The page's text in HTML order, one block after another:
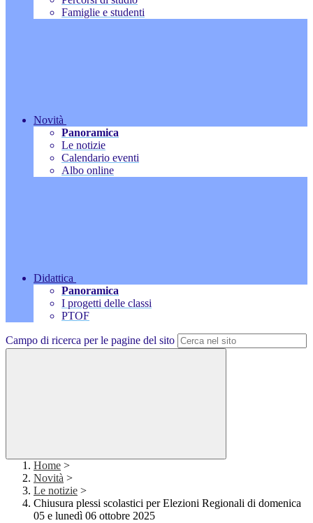
Famiglie e studenti
Novità
Panoramica
Le notizie
Calendario eventi
Albo online
Didattica
Panoramica
I progetti delle classi
PTOF
Campo di ricerca per le pagine del sito
Home >
Novità >
Le notizie >
Chiusura plessi scolastici per Elezioni Regionali di domenica
05 e lunedì 06 ottobre 2025